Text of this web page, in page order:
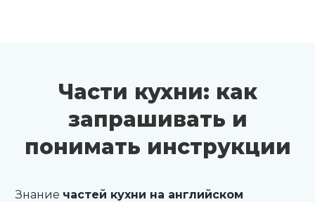
Части кухни: как
запрашивать и
понимать инструкции
Знание частей кухни на английском